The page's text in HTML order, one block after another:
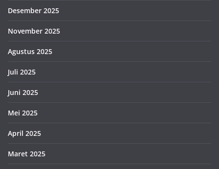
Desember 2025
November 2025
Agustus 2025
Juli 2025
Juni 2025
Mei 2025
April 2025
Maret 2025